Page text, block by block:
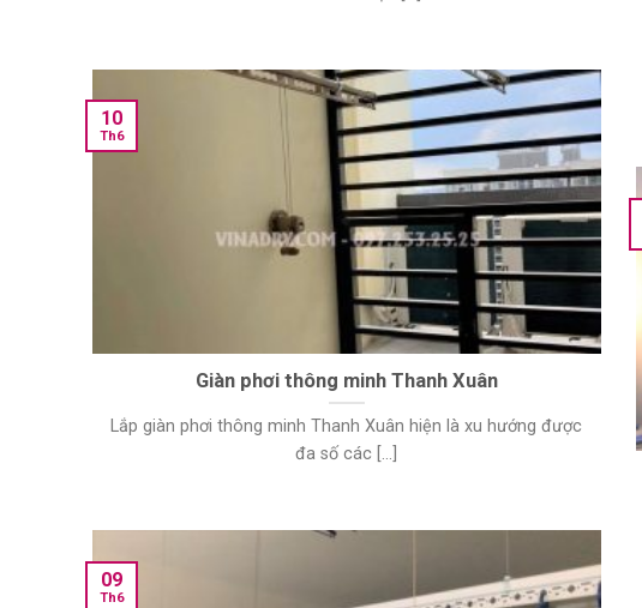
Giàn phơi thông minh Thanh Xuân
Lắp giàn phơi thông minh Thanh Xuân hiện là xu hướng được
đa số các [...]
10
Th6
09
Th6